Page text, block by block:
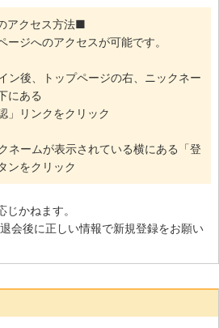
アクセス方法■
ージへのアクセスが可能です。
ン後、トップページの右、ニックネー
にある
」リンクをクリック
ネームが表示されている横にある「登
ンをクリック
かねます。
会後に正しい情報で新規登録をお願い